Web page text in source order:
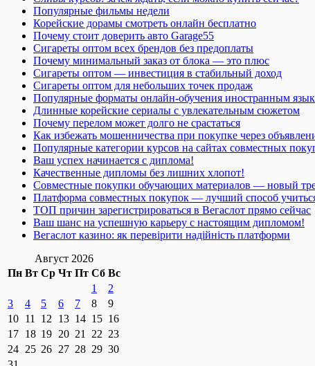
Популярные фильмы недели
Корейские дорамы смотреть онлайн бесплатно
Почему стоит доверить авто Garage55
Сигареты оптом всех брендов без предоплаты
Почему минимальный заказ от блока — это плюс
Сигареты оптом — инвестиция в стабильный доход
Сигареты оптом для небольших точек продаж
Популярные форматы онлайн-обучения иностранным
Длинные корейские сериалы с увлекательным сюжетом
Почему перелом может долго не срастаться
Как избежать мошенничества при покупке через
Популярные категории курсов на сайтах совместных
Ваш успех начинается с диплома!
Качественные дипломы без лишних хлопот!
Совместные покупки обучающих материалов — новый
Платформа совместных покупок — лучший способ
ТОП причин зарегистрироваться в Вегаслот прямо сейчас
Ваш шанс на успешную карьеру с настоящим дипломом!
Вегаслот казино: як перевірити надійність платформи
Август 2026
Пн Вт Ср Чт Пт Сб Вс
1
2
3
4 5 6 7 8
9
10 11 12 13 14 15 16
17 18 19 20 21 22 23
24 25 26 27 28 29 30